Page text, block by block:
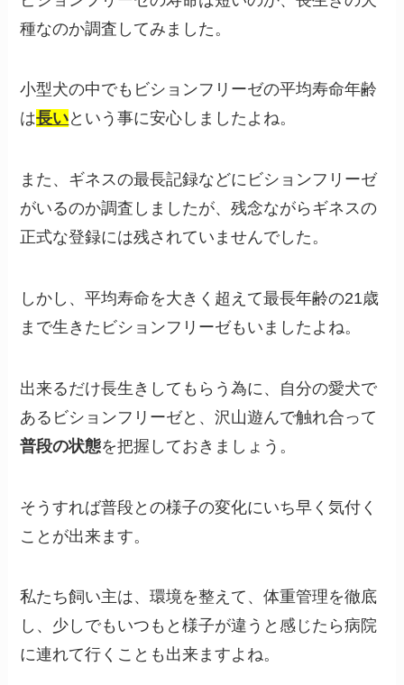
種なのか調査してみました。
小型犬の中でもビションフリーゼの平均寿命年齢
は長いという事に安心しましたよね。
また、ギネスの最長記録などにビションフリーゼ
がいるのか調査しましたが、残念ながらギネスの
正式な登録には残されていませんでした。
しかし、平均寿命を大きく超えて最長年齢の21歳
まで生きたビションフリーゼもいましたよね。
出来るだけ長生きしてもらう為に、自分の愛犬で
あるビションフリーゼと、沢山遊んで触れ合って
普段の状態を把握しておきましょう。
そうすれば普段との様子の変化にいち早く気付く
ことが出来ます。
私たち飼い主は、環境を整えて、体重管理を徹底
し、少しでもいつもと様子が違うと感じたら病院
に連れて行くことも出来ますよね。